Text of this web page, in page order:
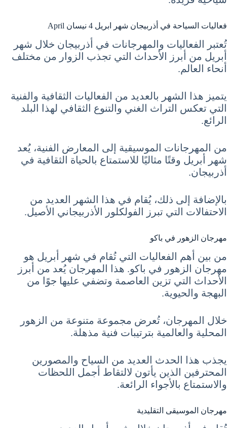
فعاليات السياحة في أذربيجان شهر ابريل 4 نيسان April
تُعتبر الفعاليات والمهرجانات في أذربيجان خلال شهر
أبريل من أبرز الأحداث التي تجذب الزوار من مختلف
أنحاء العالم.
يتميز هذا الشهر بالعديد من الفعاليات الثقافية والفنية
التي تعكس التراث الغني والتنوع الثقافي لهذا البلد
الرائع.
من المهرجانات الموسيقية إلى المعارض الفنية، يُعد
شهر أبريل وقتًا مثاليًا للاستمتاع بالحياة الثقافية في
أذربيجان.
بالإضافة إلى ذلك، يُقام في هذا الشهر العديد من
الاحتفالات التي تبرز الفولكلور الأذربيجاني الأصيل.
مهرجان الزهور في باكو
من بين أهم الفعاليات التي تُقام في شهر أبريل هو
مهرجان الزهور في باكو. هذا المهرجان يُعد من أبرز
الأحداث التي تزين العاصمة وتضفي عليها جوًا من
البهجة والحيوية.
خلال المهرجان، تُعرض مجموعة متنوعة من الزهور
المحلية والعالمية بترتيبات فنية مذهلة.
يجذب هذا الحدث العديد من السياح والمصورين
المحترفين الذين يأتون لالتقاط أجمل اللحظات
والاستمتاع بالأجواء الرائعة.
مهرجان الموسيقى التقليدية